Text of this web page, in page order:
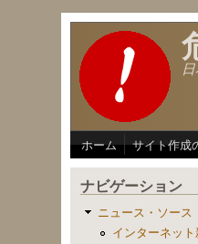
メインコンテンツに移動
ホーム サイト作成
ナビゲーション
ニュース・ソース
インターネッ